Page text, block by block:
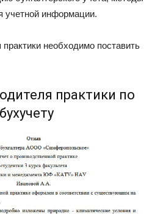
учетной информации.
необходимо поставить
практики по
бухучету